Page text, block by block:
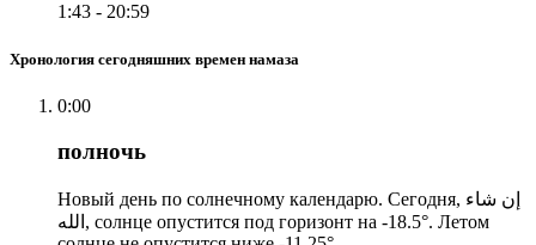
1:43 - 20:59
Хронология сегодняшних времен намаза
0:00
полночь
Новый день по солнечному календарю. Сегодня, إن شاء
الله, солнце опустится под горизонт на -18.5°. Летом